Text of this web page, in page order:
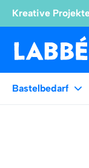
Kreative
Bastelbedarf